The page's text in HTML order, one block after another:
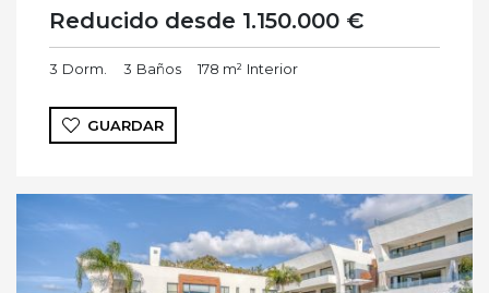
Reducido desde 1.150.000 €
3 Dorm. 3 Baños 178 m² Interior
GUARDAR